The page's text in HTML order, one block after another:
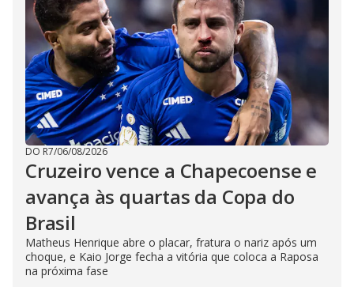
DO R7/06/08/2026
Cruzeiro vence a Chapecoense e
avança às quartas da Copa do
Brasil
Matheus Henrique abre o placar, fratura o nariz após um
choque, e Kaio Jorge fecha a vitória que coloca a Raposa
na próxima fase